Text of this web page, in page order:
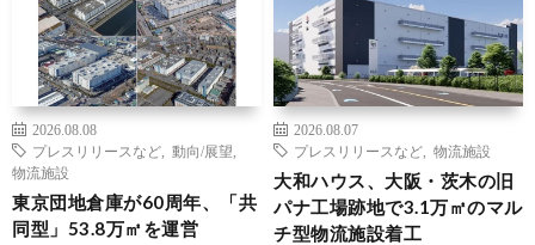
2026.08.08
プレスリリースなど
動向/展望
物流施設
東京団地倉庫が60周年、「共
同型」53.8万㎡を運営
2026.08.07
プレスリリースなど
物流施設
大和ハウス、大阪・茨木の旧
パナ工場跡地で3.1万㎡のマル
チ型物流施設着工